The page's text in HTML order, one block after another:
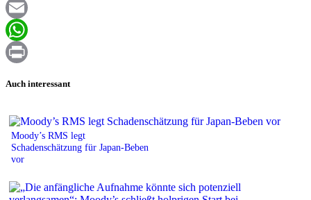
Facebook
Email
WhatsApp
Auch interessant
Moody’s RMS legt
Schadenschätzung für Japan-Beben
vor